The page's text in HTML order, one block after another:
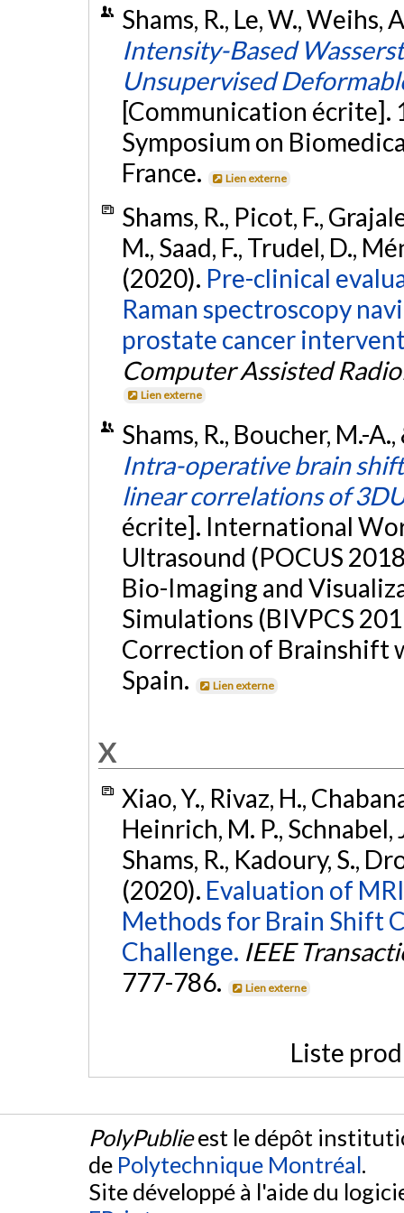
Shams, R., Le, W., Weihs,
Intensity-Based
Unsupervised
[Communication écrite].
Symposium on
France.
Lien externe
Shams, R., Picot, F.,
M., Saad, F., Trudel, D.,
(2020). Pre-clinical
Raman spectroscopy
prostate cancer
Computer Assisted
Lien externe
Shams, R., Boucher, M.-
Intra-operative brain
linear correlations of
écrite]. International
Ultrasound (POCUS
Bio-Imaging and
Simulations (BIVPCS
Correction of Brainshift
Spain.
Lien externe
X
Xiao, Y., Rivaz, H.,
Heinrich, M. P., Schnabel,
Shams, R., Kadoury, S.,
(2020). Evaluation of
Methods for Brain Shift
Challenge. IEEE
777-786.
Lien externe
Liste
PolyPublieest le dépôt
de Polytechnique Montréal.
Site développé à l'aide du